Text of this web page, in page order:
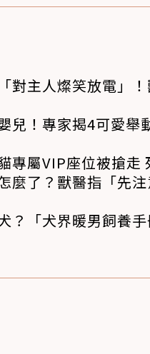
對主人燦笑放電」
兒！專家揭4可愛舉
專屬VIP座位被搶走
麼了？獸醫指「先
？「犬界暖男飼養